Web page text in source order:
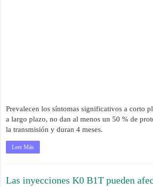
Prevalecen los síntomas significativos a corto
a largo plazo, no dan al menos un 50 % de
la transmisión y duran 4 meses.
Leer Más
Las inyecciones K0 B1T pueden